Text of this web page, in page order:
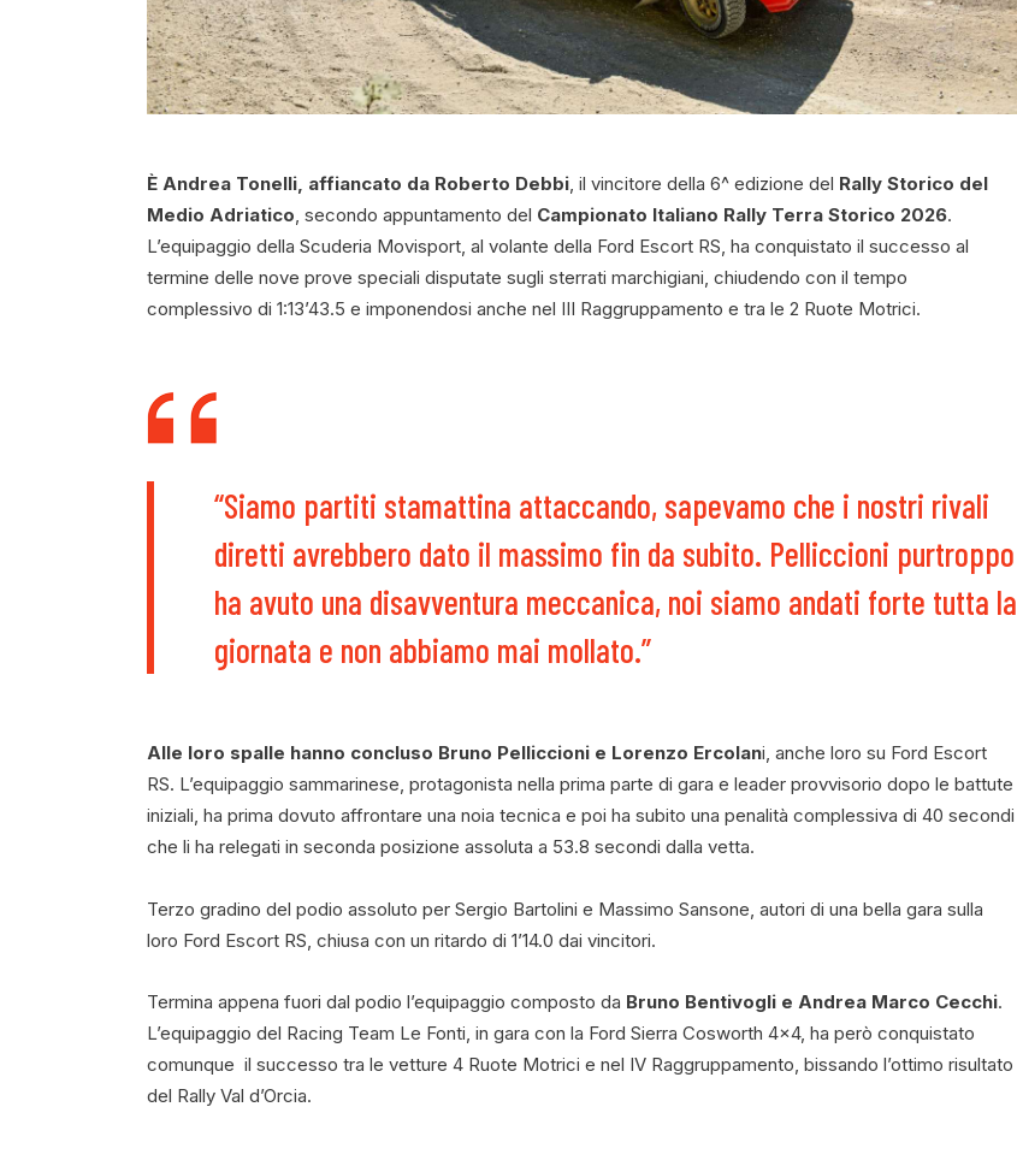
È Andrea Tonelli, affiancato da Roberto Debbi, il vincitore della 6^ edizione del Rally Storico del
Medio Adriatico, secondo appuntamento del Campionato Italiano Rally Terra Storico 2026.
L’equipaggio della Scuderia Movisport, al volante della Ford Escort RS, ha conquistato il successo al
termine delle nove prove speciali disputate sugli sterrati marchigiani, chiudendo con il tempo
complessivo di 1:13’43.5 e imponendosi anche nel III Raggruppamento e tra le 2 Ruote Motrici.
“Siamo partiti stamattina attaccando, sapevamo che i nostri rivali
diretti avrebbero dato il massimo fin da subito. Pelliccioni purtroppo
ha avuto una disavventura meccanica, noi siamo andati forte tutta la
giornata e non abbiamo mai mollato.”
Alle loro spalle hanno concluso Bruno Pelliccioni e Lorenzo Ercolani, anche loro su Ford Escort
RS. L’equipaggio sammarinese, protagonista nella prima parte di gara e leader provvisorio dopo le battute
iniziali, ha prima dovuto affrontare una noia tecnica e poi ha subito una penalità complessiva di 40 secondi
che li ha relegati in seconda posizione assoluta a 53.8 secondi dalla vetta.
Terzo gradino del podio assoluto per Sergio Bartolini e Massimo Sansone, autori di una bella gara sulla
loro Ford Escort RS, chiusa con un ritardo di 1’14.0 dai vincitori.
Termina appena fuori dal podio l’equipaggio composto da Bruno Bentivogli e Andrea Marco Cecchi.
L’equipaggio del Racing Team Le Fonti, in gara con la Ford Sierra Cosworth 4×4, ha però conquistato
comunque il successo tra le vetture 4 Ruote Motrici e nel IV Raggruppamento, bissando l’ottimo risultato
del Rally Val d’Orcia.